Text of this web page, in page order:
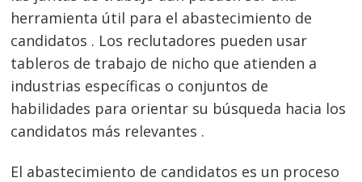
herramienta útil para el abastecimiento de
candidatos . Los reclutadores pueden usar
tableros de trabajo de nicho que atienden a
industrias específicas o conjuntos de
habilidades para orientar su búsqueda hacia los
candidatos más relevantes .
El abastecimiento de candidatos es un proceso